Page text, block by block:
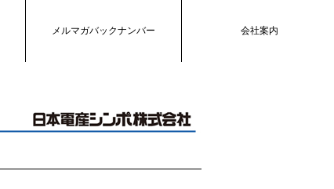
メルマガバックナンバー 会社案内